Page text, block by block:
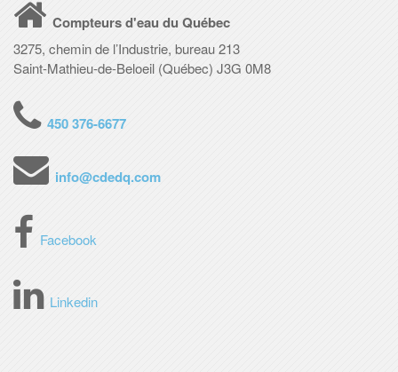
Compteurs d'eau du Québec
3275, chemin de l’Industrie, bureau 213
Saint-Mathieu-de-Beloeil (Québec) J3G 0M8
450 376-6677
info@cdedq.com
Facebook
Linkedin